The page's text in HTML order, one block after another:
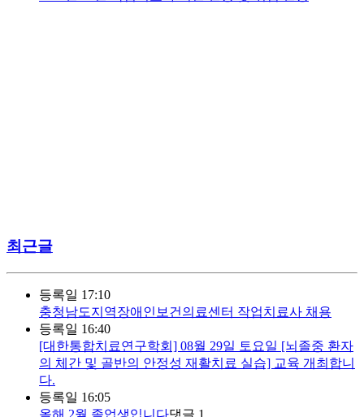
최근글
등록일 17:10
충청남도지역장애인보건의료센터 작업치료사 채용
등록일 16:40
[대한통합치료연구학회] 08월 29일 토요일 [뇌졸중 환자
의 체간 및 골반의 안정성 재활치료 실습] 교육 개최합니
다.
등록일 16:05